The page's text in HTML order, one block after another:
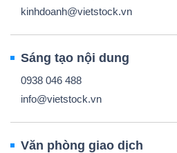
kinhdoanh@vietstock.vn
Sáng tạo nội dung
0938 046 488
info@vietstock.vn
Văn phòng giao dịch